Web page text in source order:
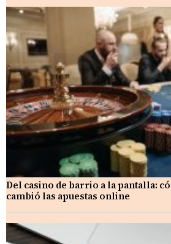
Del casino de barrio a la pantalla:
cambió las apuestas online